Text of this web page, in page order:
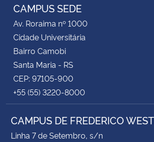
CAMPUS SEDE
Av. Roraima nº 1000
Cidade Universitária
Bairro Camobi
Santa Maria - RS
CEP: 97105-900
+55 (55) 3220-8000
CAMPUS DE FREDERICO
Linha 7 de Setembro, s/n